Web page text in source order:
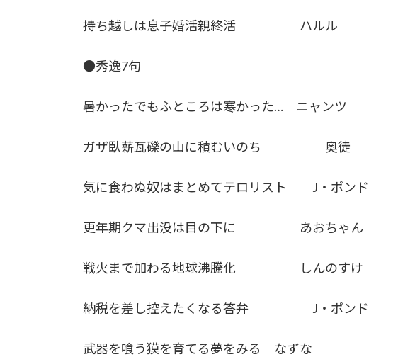
持ち越しは息子婚活親終活 ハルル
●秀逸7句
暑かったでもふところは寒かった… ニャンツ
ガザ臥薪瓦礫の山に積むいのち 奥徒
気に食わぬ奴はまとめてテロリスト J・ポンド
更年期クマ出没は目の下に あおちゃん
戦火まで加わる地球沸騰化 しんのすけ
納税を差し控えたくなる答弁 J・ポンド
武器を喰う獏を育てる夢をみる なずな